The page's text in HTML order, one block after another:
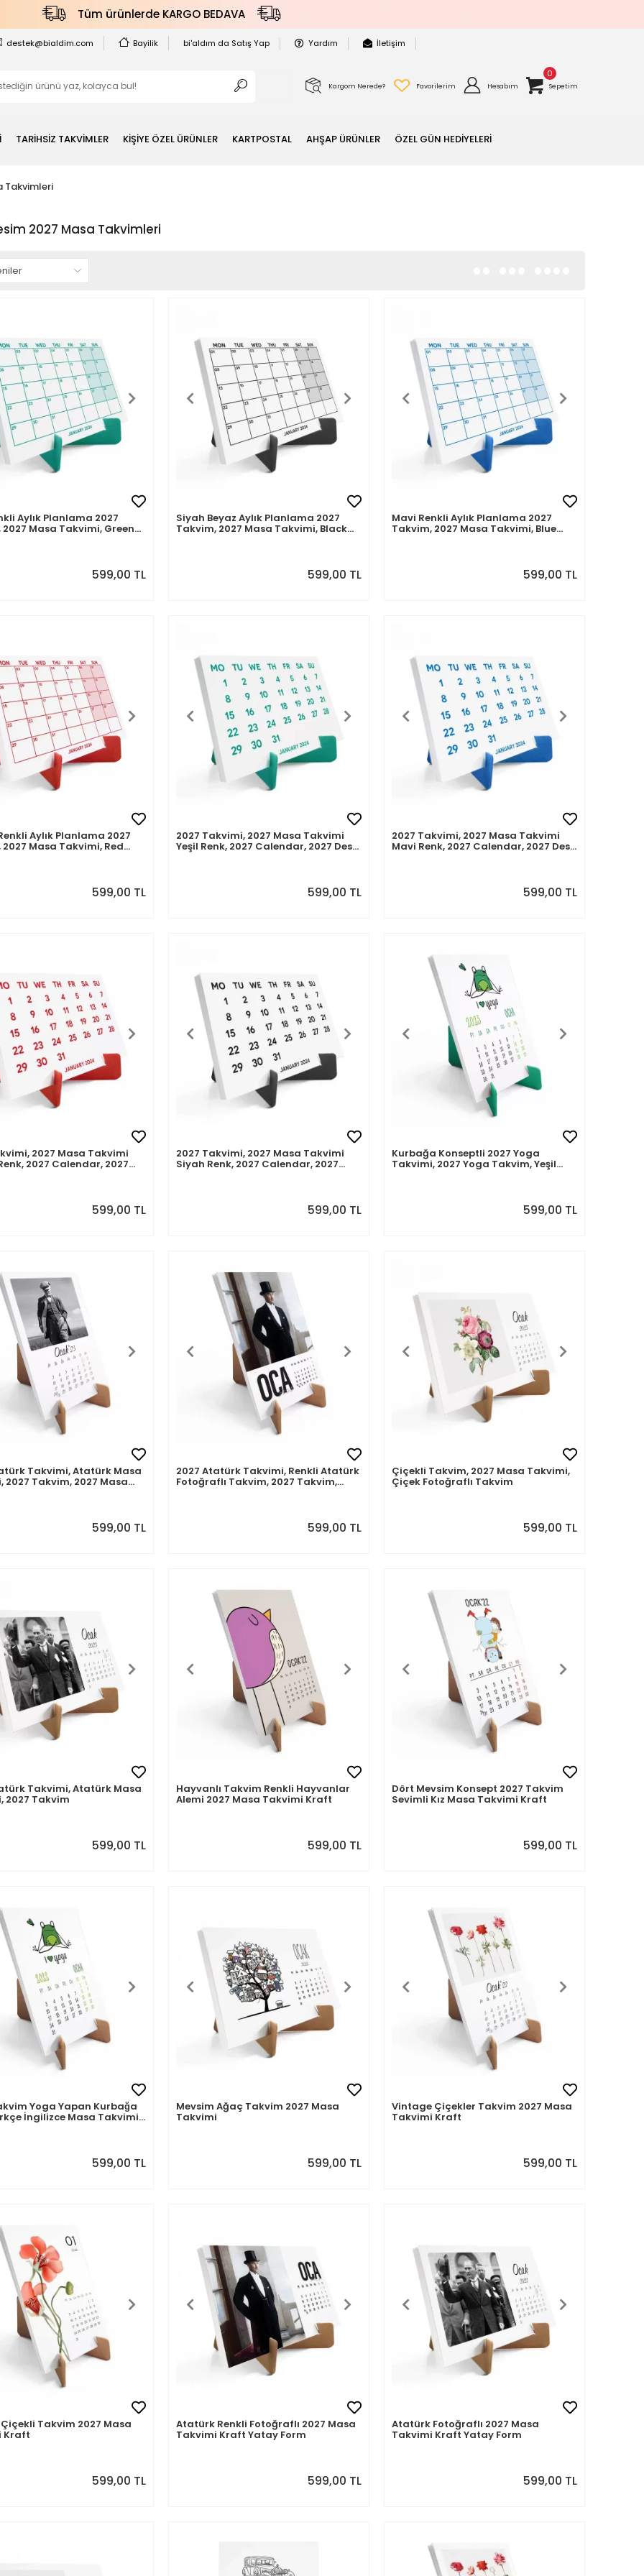
Tüm ürünlerde KARGO BEDAVA
destek@bialdim.com Bayilik bi'aldım da Satış Yap Yardım İletişim
Kargom Nerede? Favorilerim Hesabım
0
Sepetim
TARİHSİZ TAKVİMLER KİŞİYE ÖZEL ÜRÜNLER KARTPOSTAL AHŞAP ÜRÜNLER ÖZEL GÜN HEDİYELERİ
Takvimleri
2027 Masa Takvimleri
Aylık Planlama 2027
Masa Takvimi, Green
599,00 TL
Siyah Beyaz Aylık Planlama 2027
Takvim, 2027 Masa Takvimi, Black
599,00 TL
Mavi Renkli Aylık Planlama 2027
Takvim, 2027 Masa Takvimi, Blue
599,00 TL
Renkli Aylık Planlama 2027
Masa Takvimi, Red
599,00 TL
2027 Takvimi, 2027 Masa Takvimi
Yeşil Renk, 2027 Calendar, 2027 Desk
Calendar Green Color
599,00 TL
2027 Takvimi, 2027 Masa Takvimi
Mavi Renk, 2027 Calendar, 2027 Desk
599,00 TL
2027 Masa Takvimi
Renk, 2027 Calendar, 2027
599,00 TL
2027 Takvimi, 2027 Masa Takvimi
Siyah Renk, 2027 Calendar, 2027
599,00 TL
Kurbağa Konseptli 2027 Yoga
Takvimi, 2027 Yoga Takvim, Yeşil
599,00 TL
Takvimi, Atatürk Masa
2027 Takvim, 2027 Masa
599,00 TL
2027 Atatürk Takvimi, Renkli Atatürk
Fotoğraflı Takvim, 2027 Takvim,
2027 Masa Takvimi
599,00 TL
Çiçekli Takvim, 2027 Masa Takvimi,
Çiçek Fotoğraflı Takvim
599,00 TL
Takvimi, Atatürk Masa
2027 Takvim
599,00 TL
Hayvanlı Takvim Renkli Hayvanlar
Alemi 2027 Masa Takvimi Kraft
599,00 TL
Dört Mevsim Konsept 2027 Takvim
Sevimli Kız Masa Takvimi Kraft
599,00 TL
Yoga Yapan Kurbağa
İngilizce Masa Takvimi
599,00 TL
Mevsim Ağaç Takvim 2027 Masa
Takvimi
599,00 TL
Vintage Çiçekler Takvim 2027 Masa
Takvimi Kraft
599,00 TL
Takvim 2027 Masa
Kraft
599,00 TL
Atatürk Renkli Fotoğraflı 2027 Masa
Takvimi Kraft Yatay Form
599,00 TL
Atatürk Fotoğraflı 2027 Masa
Takvimi Kraft Yatay Form
599,00 TL